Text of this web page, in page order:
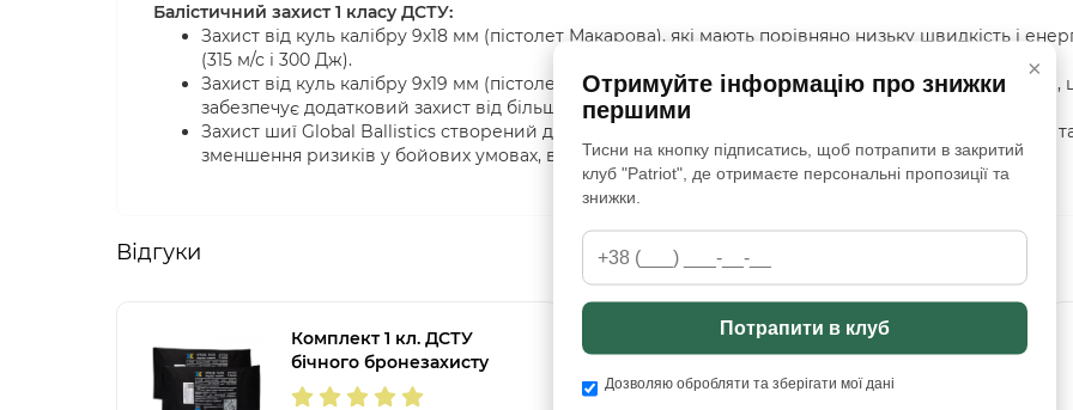
Балістичний захист 1 класу ДСТУ:
Захист від куль калібру 9х18 мм (пістолет Макарова), які мають порівняно низьку швидкість і
(315 м/с і 300 Дж).
Захист від куль калібру 9х19 мм (пістолет Люгер) зі швидкістю 375-400 м/с і енергією 450-500 Дж,
забезпечує додатковий захист від більш потужних пострілів.
Захист шиї Global Ballistics створений для забезпечення ефективного протиуламкового захисту
зменшення ризиків у бойових умовах, водночас зберігаючи комфорт і мобільність користувача.
Відгуки
Комплект 1 кл. ДСТУ
бічного бронезахисту
15Х20 см.
Пакет 1-го класу. Розмір
250 на 300 мм.
×
Отримуйте інформацію про знижки
першими
Тисни на кнопку підписатись, щоб потрапити в закритий
клуб "Patriot", де отримаєте персональні пропозиції та
знижки.
Потрапити в клуб
Дозволяю обробляти та зберігати мої дані